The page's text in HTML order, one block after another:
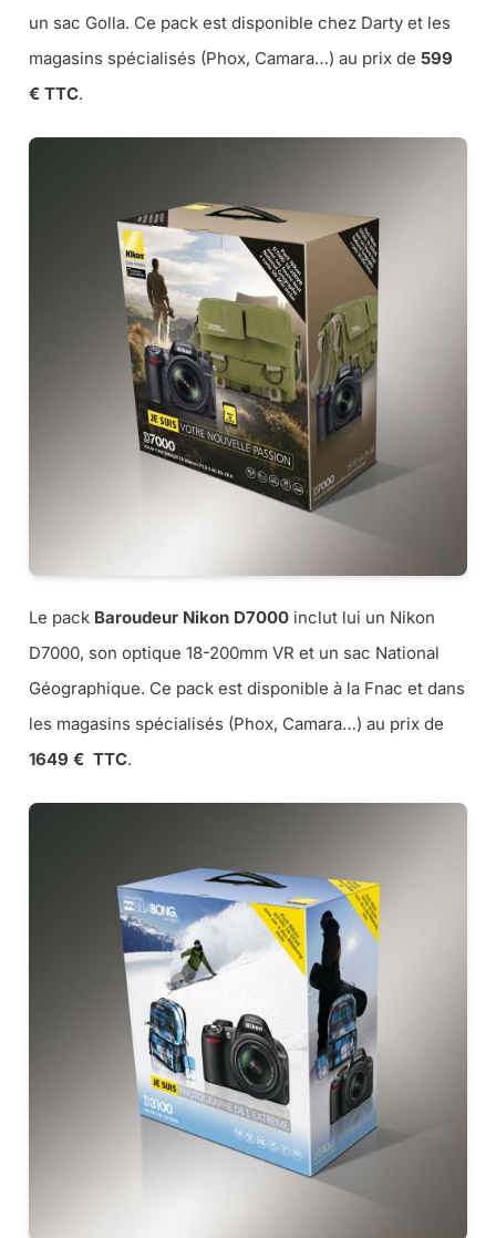
un sac Golla. Ce pack est disponible chez Darty et les
magasins spécialisés (Phox, Camara…) au prix de 599
€ TTC.
Le pack Baroudeur Nikon D7000 inclut lui un Nikon
D7000, son optique 18-200mm VR et un sac National
Géographique. Ce pack est disponible à la Fnac et dans
les magasins spécialisés (Phox, Camara…) au prix de
1649 € TTC.